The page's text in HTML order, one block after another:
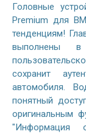
Головные
Premium для
тенденциям!
выполнены в
сохранит
автомобиля.
понятный
оригинальным
"Информация